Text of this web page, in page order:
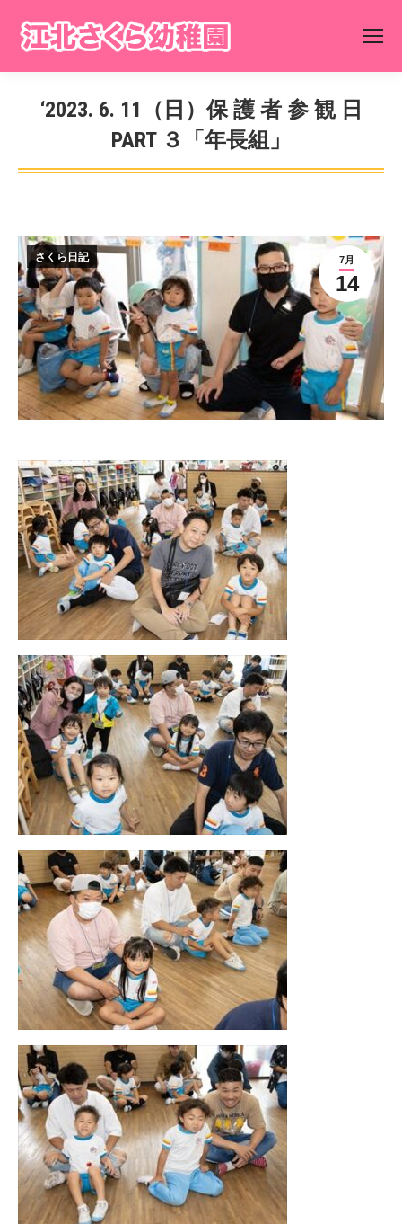
‘2023. 6. 11（日）保 護 者 参 観 日
PART ３「年長組」
You are here:
7月
14
さくら日記